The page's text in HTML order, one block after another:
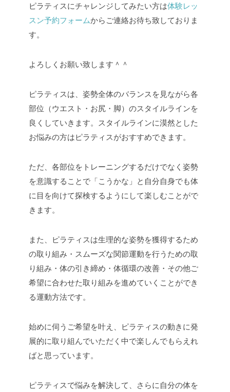
ピラティスにチャレンジしてみたい方は体験レッ
スン予約フォームからご連絡お待ち致しておりま
す。
よろしくお願い致します＾＾
ピラティスは、姿勢全体のバランスを見ながら各
部位（ウエスト・お尻・脚）のスタイルラインを
良くしていきます。スタイルラインに漠然とした
お悩みの方はピラティスがおすすめできます。
ただ、各部位をトレーニングするだけでなく姿勢
を意識することで「こうかな」と自分自身でも体
に目を向けて探検するようにして楽しむことがで
きます。
また、ピラティスは生理的な姿勢を獲得するため
の取り組み・スムーズな関節運動を行うための取
り組み・体の引き締め・体循環の改善・その他ご
希望に合わせた取り組みを進めていくことができ
る運動方法です。
始めに伺うご希望を叶え、ピラティスの動きに発
展的に取り組んでいただく中で楽しんでもらえれ
ばと思っています。
ピラティスで悩みを解決して、さらに自分の体を